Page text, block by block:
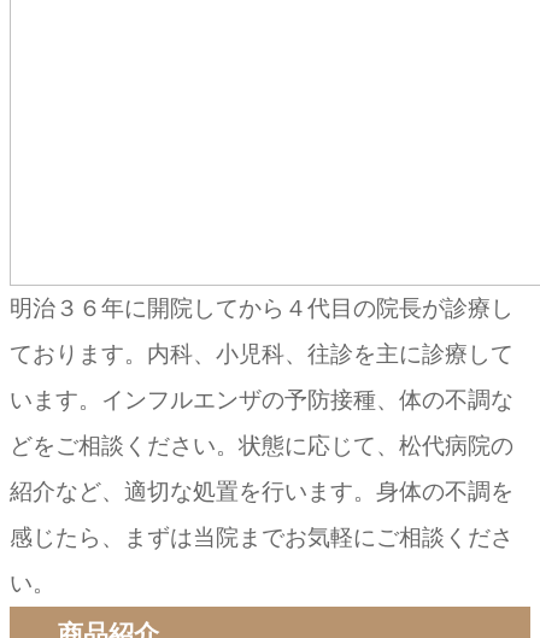
明治３６年に開院してから４代目の院長が診療し
ております。内科、小児科、往診を主に診療して
います。インフルエンザの予防接種、体の不調な
どをご相談ください。状態に応じて、松代病院の
紹介など、適切な処置を行います。身体の不調を
感じたら、まずは当院までお気軽にご相談くださ
い。